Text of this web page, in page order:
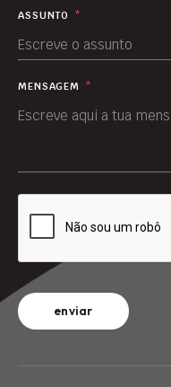
ASSUNTO *
MENSAGEM *
enviar